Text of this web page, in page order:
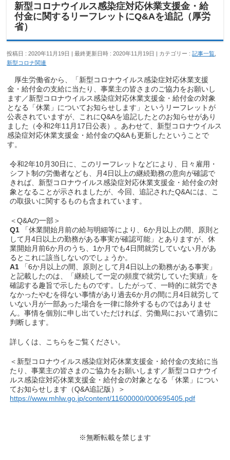
新型コロナウイルス感染症対応休業支援金・給
付金に関するリーフレットにQ&Aを追記（厚労
省）
投稿日 : 2020年11月19日 最終更新日時 : 2020年11月19日 カテゴリー :記事一覧
新型コロナ関連
厚生労働省から、「新型コロナウイルス感染症対応休業支援
金・給付金の支給に当たり、事業主の皆さまのご協力をお願いし
ます／新型コロナウイルス感染症対応休業支援金・給付金の対象
となる「休業」についてお知らせします」というリーフレットが
公表されていますが、これにQ&Aを追記したとのお知らせがあり
ました（令和2年11月17日公表）。あわせて、新型コロナウイルス
感染症対応休業支援金・給付金のQ&Aも更新したということで
す。
令和2年10月30日に、このリーフレットなどにより、日々雇用・
シフト制の労働者なども、月4日以上の継続勤務の意向が確認で
きれば、新型コロナウイルス感染症対応休業支援金・給付金の対
象となることが示されましたが、今回、追記されたQ&Aには、こ
の取扱いに関するものも含まれています。
＜Q&Aの一部＞
Q1 「休業開始月前の給与明細等により、6か月以上の間、原則と
して月4日以上の勤務がある事実が確認可能」とありますが、休
業開始月前6か月のうち、1か月でも4日間就労していない月があ
るとこれに該当しないのでしょうか。
A1 「6か月以上の間、原則として月4日以上の勤務がある事実」
と記載したのは、「継続して一定の頻度で就労していた実績」を
確認する趣旨で示したものです。したがって、一時的に就労でき
なかったやむを得ない事情があり過去6か月の間に月4日就労して
いない月が一部あった場合を一律に除外するものではありませ
ん。事情を個別に申し出ていただければ、労働局において適切に
判断します。
詳しくは、こちらをご覧ください。
＜新型コロナウイルス感染症対応休業支援金・給付金の支給に当
たり、事業主の皆さまのご協力をお願いします／新型コロナウイ
ルス感染症対応休業支援金・給付金の対象となる「休業」につい
てお知らせします（Q&A追記版）＞
https://www.mhlw.go.jp/content/11600000/000695405.pdf
※無断転載を禁じます